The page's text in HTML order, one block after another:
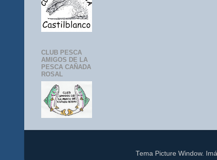
CLUB PESCA
AMIGOS DE LA
PESCA CAÑADA
ROSAL
Tema Picture Window.